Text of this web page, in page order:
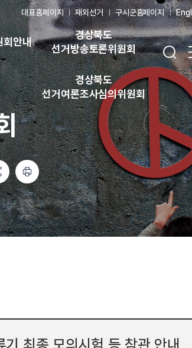
대표홈페이지 재외선거 구시군홈페이지
회안내
경상북도
선거방송토론위원회
경상북도
선거여론조사심의위원회
최종 모의시험 등 참관 안내